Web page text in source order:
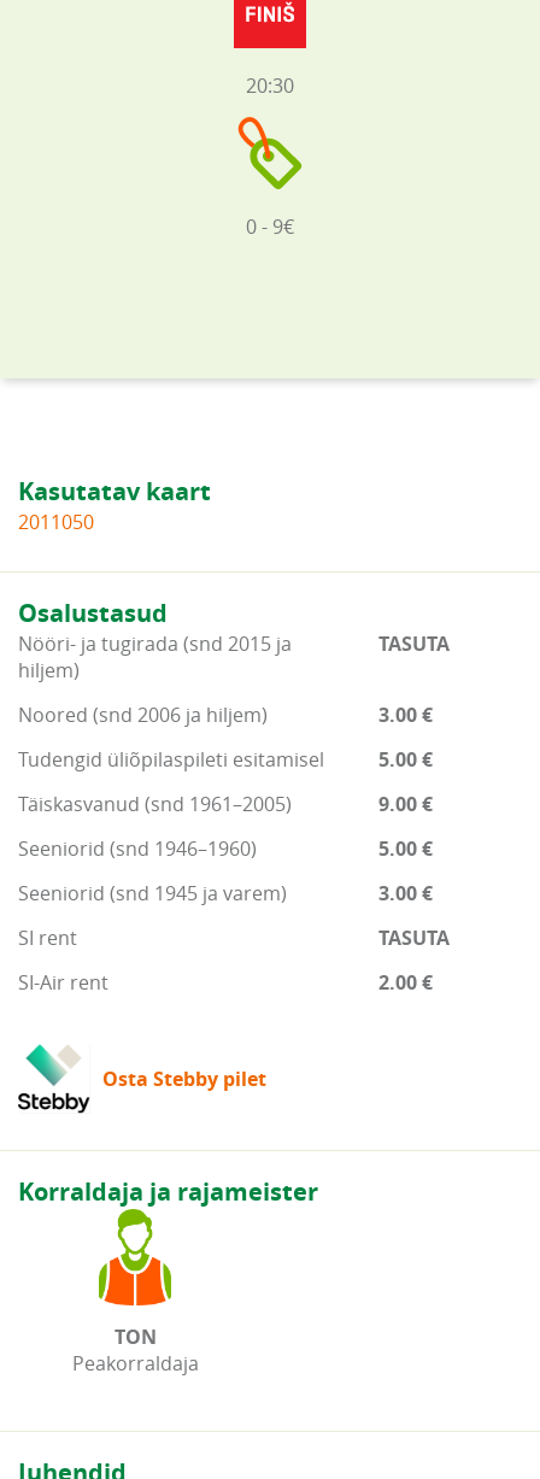
20:30
0 - 9€
Kasutatav kaart
2011050
Osalustasud
Nööri- ja tugirada (snd 2015 ja
hiljem)
TASUTA
Noored (snd 2006 ja hiljem)
3.00 €
Tudengid üliõpilaspileti esitamisel
5.00 €
Täiskasvanud (snd 1961–2005)
9.00 €
Seeniorid (snd 1946–1960)
5.00 €
Seeniorid (snd 1945 ja varem)
3.00 €
SI rent
TASUTA
SI-Air rent
2.00 €
Osta Stebby pilet
Korraldaja ja rajameister
TON
Peakorraldaja
Juhendid